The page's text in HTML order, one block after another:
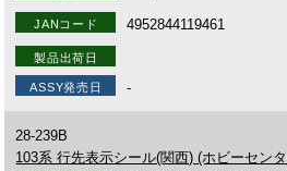
JANコード 4952844119461
製品出荷日
ASSY発売日 -
28-239B
103系 行先表示シール(関西) (ホビーセン